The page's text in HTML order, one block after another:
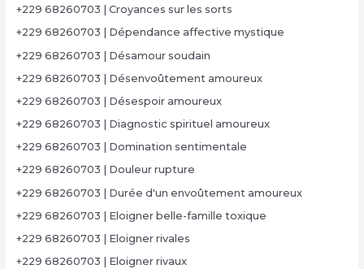
+229 68260703 | Croyances sur les sorts
+229 68260703 | Dépendance affective mystique
+229 68260703 | Désamour soudain
+229 68260703 | Désenvoûtement amoureux
+229 68260703 | Désespoir amoureux
+229 68260703 | Diagnostic spirituel amoureux
+229 68260703 | Domination sentimentale
+229 68260703 | Douleur rupture
+229 68260703 | Durée d'un envoûtement amoureux
+229 68260703 | Eloigner belle-famille toxique
+229 68260703 | Eloigner rivales
+229 68260703 | Eloigner rivaux